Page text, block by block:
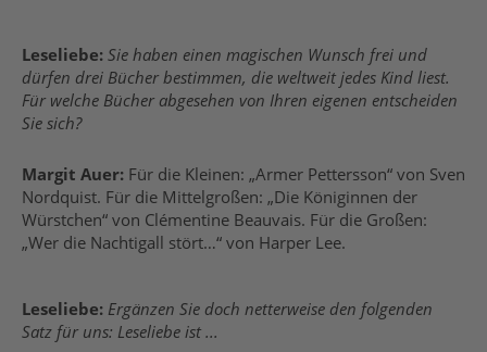
Leseliebe: Sie haben einen magischen Wunsch frei und
dürfen drei Bücher bestimmen, die weltweit jedes Kind liest.
Für welche Bücher abgesehen von Ihren eigenen entscheiden
Sie sich?
Margit Auer: Für die Kleinen: „Armer Pettersson“ von Sven
Nordquist. Für die Mittelgroßen: „Die Königinnen der
Würstchen“ von Clémentine Beauvais. Für die Großen:
„Wer die Nachtigall stört…“ von Harper Lee.
Leseliebe: Ergänzen Sie doch netterweise den folgenden
Satz für uns: Leseliebe ist ...